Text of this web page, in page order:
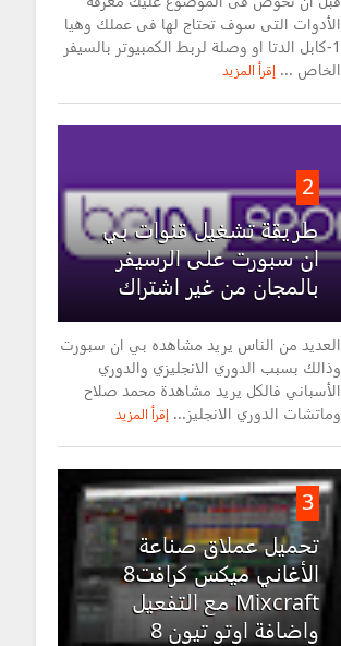
الأدوات التى سوف تحتاج لها فى عملك وهيا
1-كابل الدتا او وصلة لربط الكمبيوتر بالسيفر
الخاص ... إقرأ المزيد
2
طريقة تشغيل قنوات بي
ان سبورت على الرسيفر
بالمجان من غير اشتراك
العديد من الناس يريد مشاهده بي ان سبورت
وذالك بسبب الدوري الانجليزي والدوري
الأسباني فالكل يريد مشاهدة محمد صلاح
وماتشات الدوري الانجليز... إقرأ المزيد
3
تحميل عملاق صناعة
الأغاني ميكس كرافت8
Mixcraft مع التفعيل
واضافة اوتو تيون 8